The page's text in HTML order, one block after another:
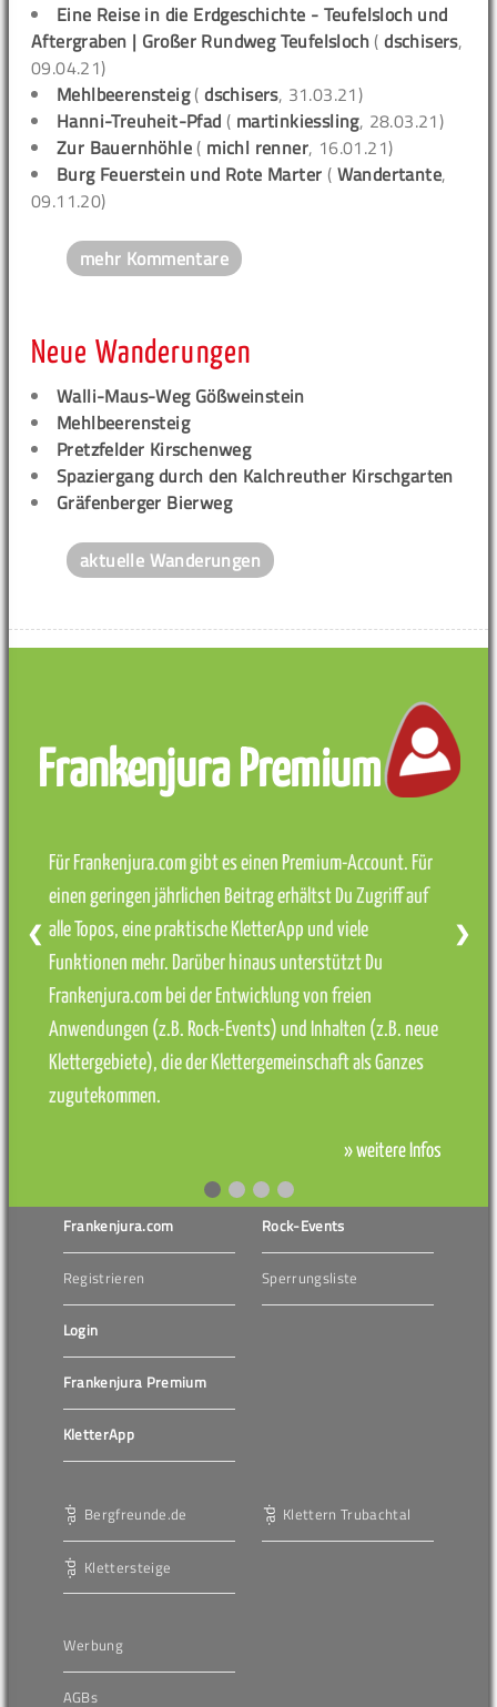
Eine Reise in die Erdgeschichte - Teufelsloch und
Aftergraben | Großer Rundweg Teufelsloch (dschisers,
09.04.21)
Mehlbeerensteig(dschisers, 31.03.21)
Hanni-Treuheit-Pfad ( martinkiessling, 28.03.21)
Zur Bauernhöhle ( michl renner, 16.01.21)
Burg Feuerstein und Rote Marter ( Wandertante,
09.11.20)
mehr Kommentare
Neue Wanderungen
Walli-Maus-Weg Gößweinstein
Mehlbeerensteig
Pretzfelder Kirschenweg
Spaziergang durch den Kalchreuther Kirschgarten
Gräfenberger Bierweg
aktuelle Wanderungen
Frankenjura Premium
Für Frankenjura.com gibt es einen Premium-Account. Für
einen geringen jährlichen Beitrag erhältst Du Zugriff auf
alle Topos, eine praktische KletterApp und viele
Funktionen mehr. Darüber hinaus unterstützt Du
Frankenjura.com bei der Entwicklung von freien
Anwendungen (z.B. Rock-Events) und Inhalten (z.B. neue
Klettergebiete), die der Klettergemeinschaft als Ganzes
zugutekommen.
» weitere Infos
❮ ❯
Frankenjura.com
Registrieren
Login
Frankenjura Premium
KletterApp
Rock-Events
Sperrungsliste
Bergfreunde.de
Klettersteige
Klettern Trubachtal
Werbung
AGBs